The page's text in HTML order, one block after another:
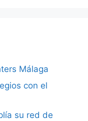
Málaga
con el
su red de